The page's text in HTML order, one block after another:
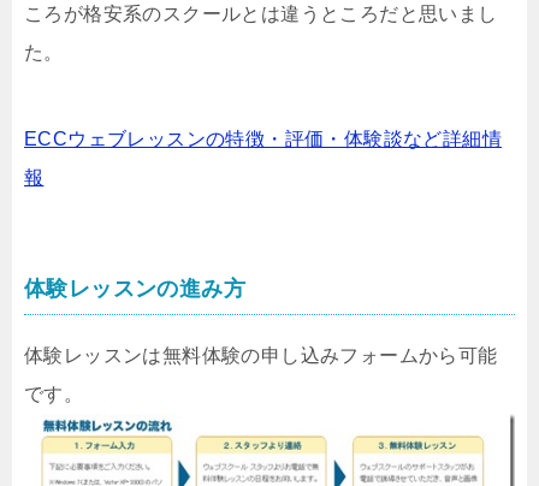
ころが格安系のスクールとは違うところだと思いまし
た。
ECCウェブレッスンの特徴・評価・体験談など詳細情
報
体験レッスンの進み方
体験レッスンは無料体験の申し込みフォームから可能
です。